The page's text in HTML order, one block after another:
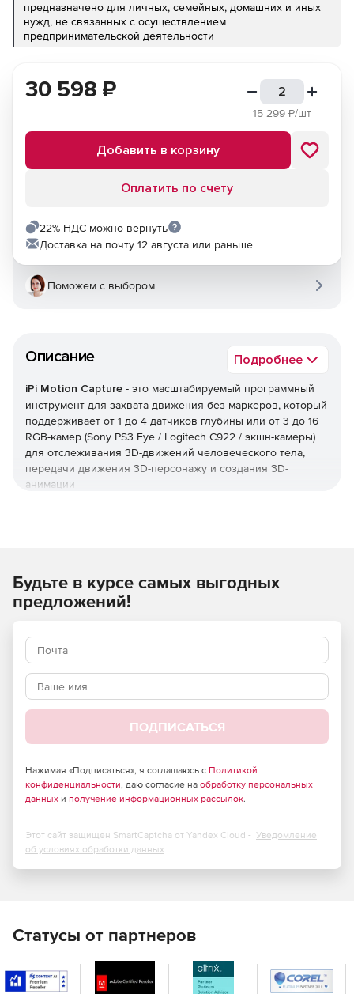
предназначено для личных, семейных, домашних и иных
нужд, не связанных с осуществлением
предпринимательской деятельности
Описание Подробнее
iPi Motion Capture - это масштабируемый программный
инструмент для захвата движения без маркеров, который
поддерживает от 1 до 4 датчиков глубины или от 3 до 16
RGB-камер (Sony PS3 Eye / Logitech C922 / экшн-камеры)
для отслеживания 3D-движений человеческого тела,
передачи движения 3D-персонажу и создания 3D-
анимации
30 598 ₽
15 299 ₽/шт
Добавить в корзину
Оплатить по счету
22% НДС можно вернуть
Доставка на почту 12 августа или раньше
Поможем с выбором
Будьте в курсе самых выгодных
предложений!
ПОДПИСАТЬСЯ
Нажимая «Подписаться», я соглашаюсь с Политикой
конфиденциальности, даю согласие на обработку персональных
данных и получение информационных рассылок.
Этот сайт защищен SmartCaptcha от Yandex Cloud - Уведомление
об условиях обработки данных
Статусы от партнеров